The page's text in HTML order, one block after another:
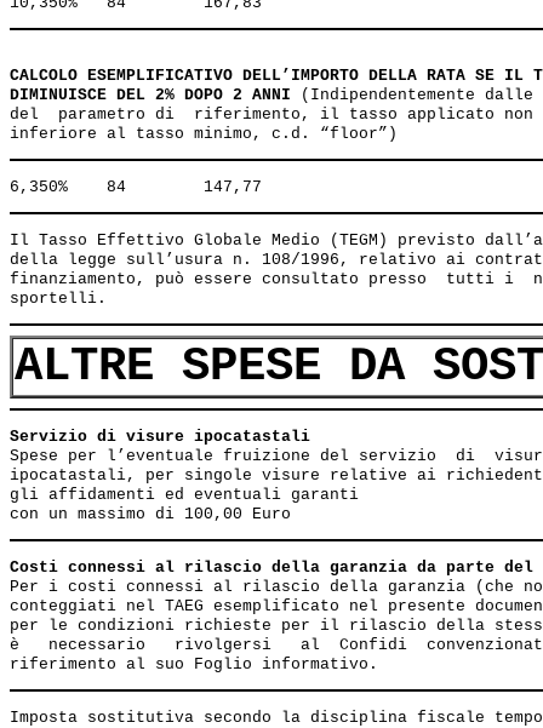
CALCOLO ESEMPLIFICATIVO DELL’IMPORTO DELLA RATA SE IL
DIMINUISCE DEL 2% DOPO 2 ANNI (Indipendentemente
del  parametro di  riferimento, il tasso applicato non
Il Tasso Effettivo Globale Medio (TEGM) previsto
della legge sull’usura n. 108/1996, relativo ai
finanziamento, può essere consultato presso  tutti i
ALTRE SPESE DA
Servizio di visure ipocatastali
Spese per l’eventuale fruizione del servizio  di
ipocatastali, per singole visure relative ai
gli affidamenti ed eventuali garanti
Costi connessi al rilascio della garanzia da parte del
Per i costi connessi al rilascio della garanzia (che
conteggiati nel TAEG esemplificato nel presente
per le condizioni richieste per il rilascio della
è   necessario   rivolgersi   al  Confidi
Imposta sostitutiva secondo la disciplina fiscale